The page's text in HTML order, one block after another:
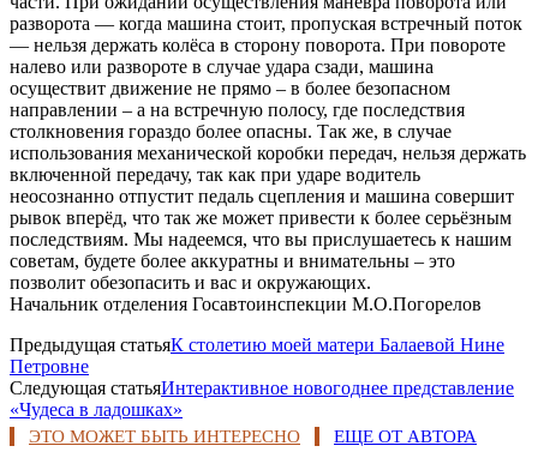
разворота — когда машина стоит, пропуская встречный поток
— нельзя держать колёса в сторону поворота. При повороте
налево или развороте в случае удара сзади, машина
осуществит движение не прямо – в более безопасном
направлении – а на встречную полосу, где последствия
столкновения гораздо более опасны. Так же, в случае
использования механической коробки передач, нельзя держать
включенной передачу, так как при ударе водитель
неосознанно отпустит педаль сцепления и машина совершит
рывок вперёд, что так же может привести к более серьёзным
последствиям. Мы надеемся, что вы прислушаетесь к нашим
советам, будете более аккуратны и внимательны – это
позволит обезопасить и вас и окружающих.
Начальник отделения Госавтоинспекции М.О.Погорелов
Предыдущая статьяК столетию моей матери Балаевой Нине
Петровне
Следующая статьяИнтерактивное новогоднее представление
«Чудеса в ладошках»
ЭТО МОЖЕТ БЫТЬ ИНТЕРЕСНО ЕЩЕ ОТ АВТОРА